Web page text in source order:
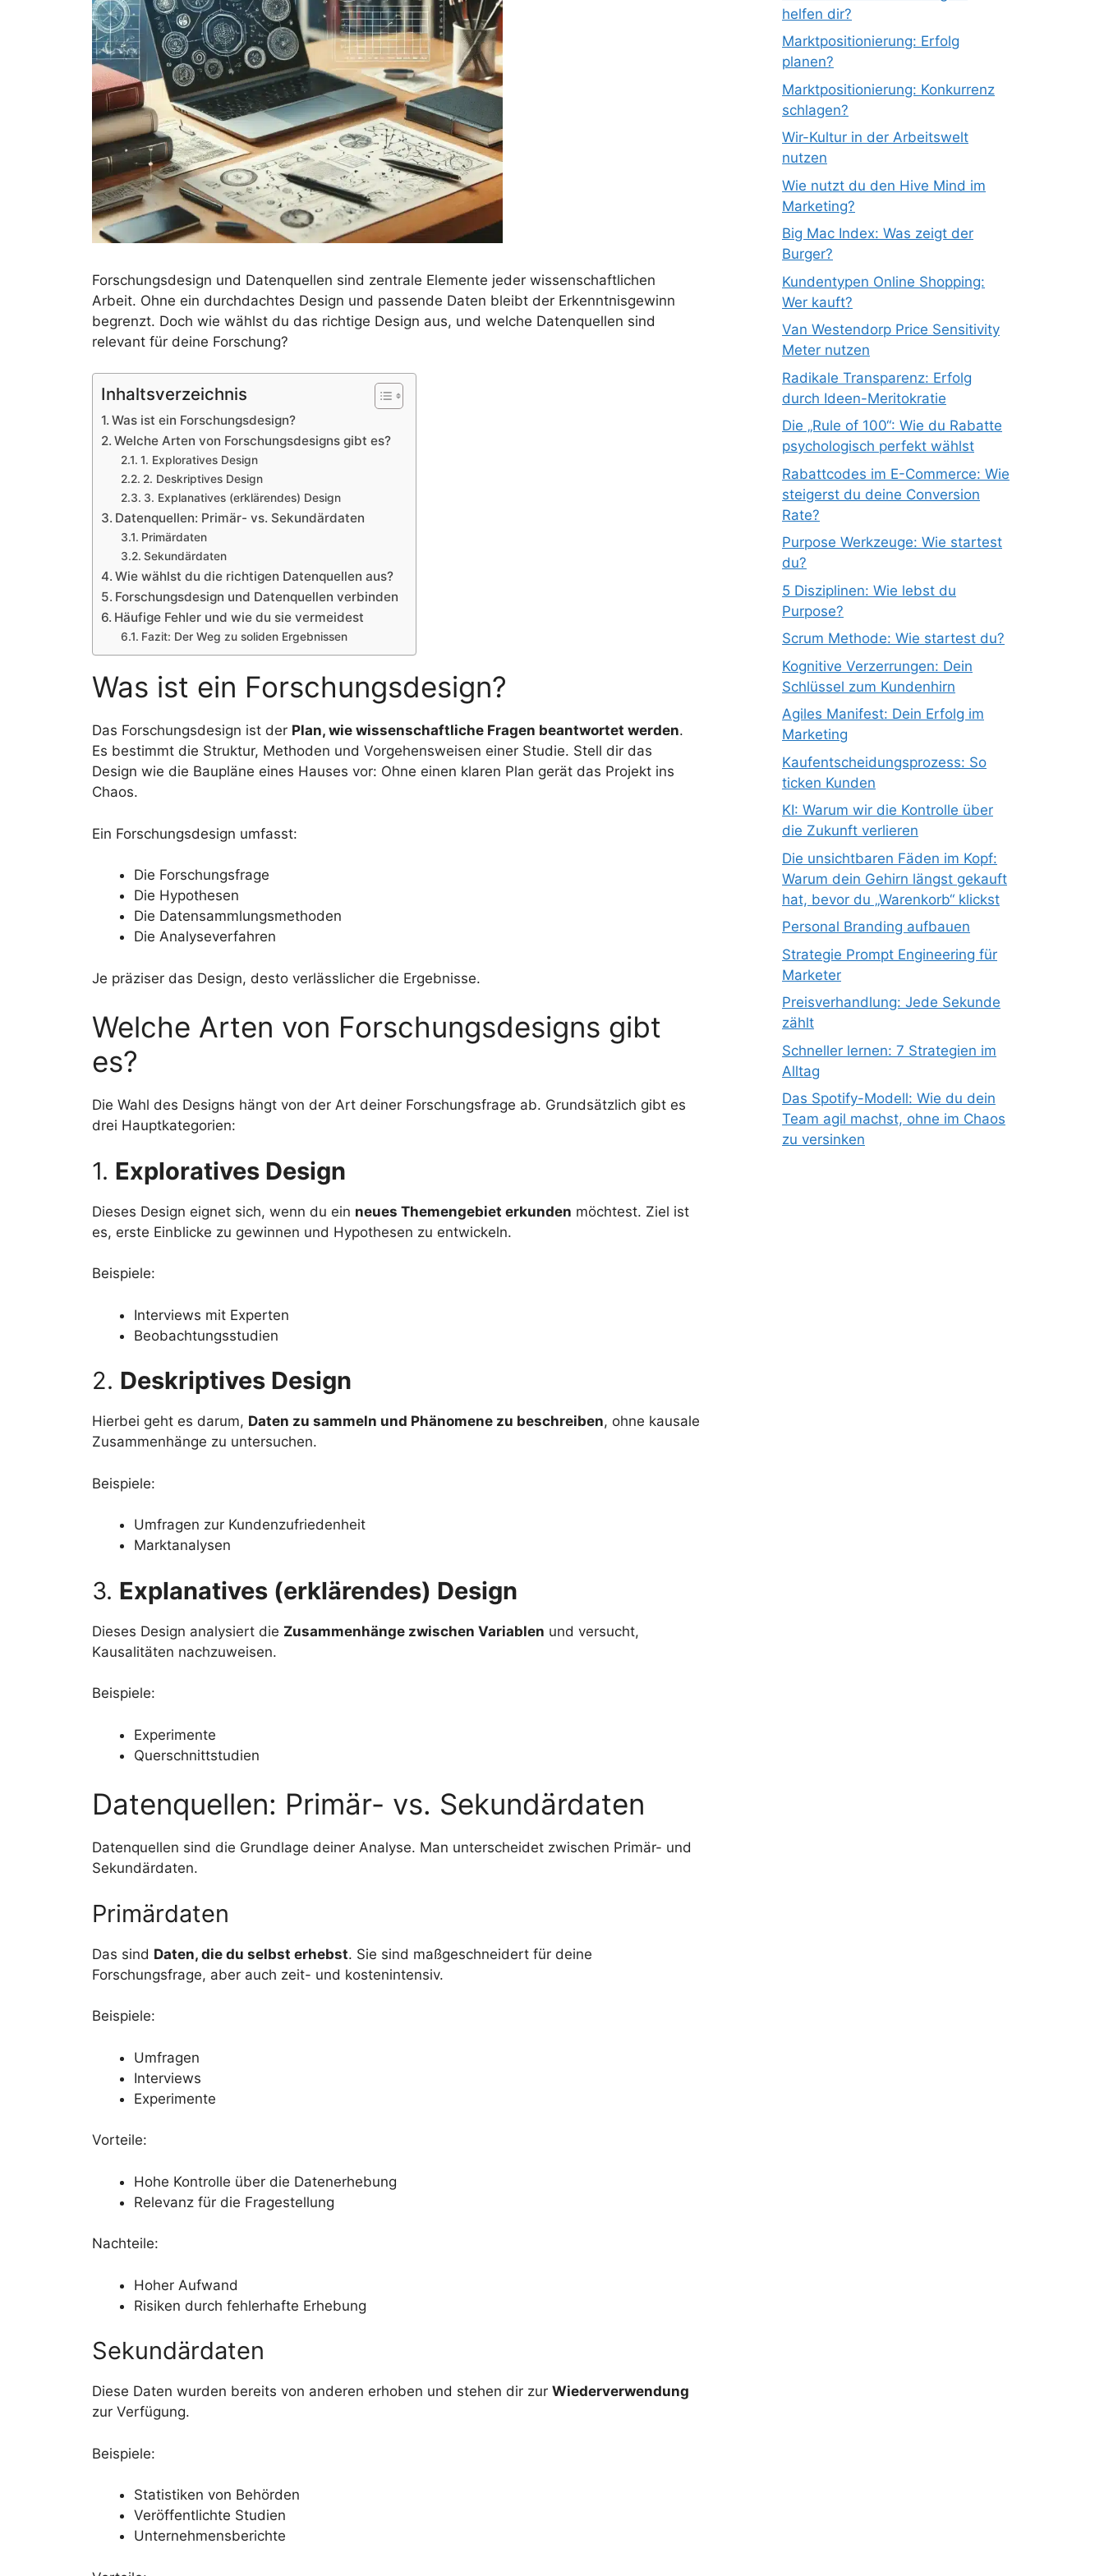
Forschungsdesign und Datenquellen sind zentrale Elemente jeder wissenschaftlichen
Arbeit. Ohne ein durchdachtes Design und passende Daten bleibt der Erkenntnisgewinn
begrenzt. Doch wie wählst du das richtige Design aus, und welche Datenquellen sind
relevant für deine Forschung?
Inhaltsverzeichnis
Was ist ein Forschungsdesign?
Welche Arten von Forschungsdesigns gibt es?
1. Exploratives Design
2. Deskriptives Design
3. Explanatives (erklärendes) Design
Datenquellen: Primär- vs. Sekundärdaten
Primärdaten
Sekundärdaten
Wie wählst du die richtigen Datenquellen aus?
Forschungsdesign und Datenquellen verbinden
Häufige Fehler und wie du sie vermeidest
Fazit: Der Weg zu soliden Ergebnissen
Was ist ein Forschungsdesign?
Das Forschungsdesign ist der Plan, wie wissenschaftliche Fragen beantwortet werden.
Es bestimmt die Struktur, Methoden und Vorgehensweisen einer Studie. Stell dir das
Design wie die Baupläne eines Hauses vor: Ohne einen klaren Plan gerät das Projekt ins
Chaos.
Ein Forschungsdesign umfasst:
Die Forschungsfrage
Die Hypothesen
Die Datensammlungsmethoden
Die Analyseverfahren
Je präziser das Design, desto verlässlicher die Ergebnisse.
Welche Arten von Forschungsdesigns gibt
es?
Die Wahl des Designs hängt von der Art deiner Forschungsfrage ab. Grundsätzlich gibt es
drei Hauptkategorien:
1. Exploratives Design
Dieses Design eignet sich, wenn du ein neues Themengebiet erkunden möchtest. Ziel ist
es, erste Einblicke zu gewinnen und Hypothesen zu entwickeln.
Beispiele:
Interviews mit Experten
Beobachtungsstudien
2. Deskriptives Design
Hierbei geht es darum, Daten zu sammeln und Phänomene zu beschreiben, ohne kausale
Zusammenhänge zu untersuchen.
Beispiele:
Umfragen zur Kundenzufriedenheit
Marktanalysen
3. Explanatives (erklärendes) Design
Dieses Design analysiert die Zusammenhänge zwischen Variablen und versucht,
Kausalitäten nachzuweisen.
Beispiele:
Experimente
Querschnittstudien
Datenquellen: Primär- vs. Sekundärdaten
Datenquellen sind die Grundlage deiner Analyse. Man unterscheidet zwischen Primär- und
Sekundärdaten.
Primärdaten
Das sind Daten, die du selbst erhebst. Sie sind maßgeschneidert für deine
Forschungsfrage, aber auch zeit- und kostenintensiv.
Beispiele:
Umfragen
Interviews
Experimente
Vorteile:
Hohe Kontrolle über die Datenerhebung
Relevanz für die Fragestellung
Nachteile:
Hoher Aufwand
Risiken durch fehlerhafte Erhebung
Sekundärdaten
Diese Daten wurden bereits von anderen erhoben und stehen dir zur Wiederverwendung
zur Verfügung.
Beispiele:
Statistiken von Behörden
Veröffentlichte Studien
Unternehmensberichte
helfen dir?
Marktpositionierung: Erfolg
planen?
Marktpositionierung: Konkurrenz
schlagen?
Wir-Kultur in der Arbeitswelt
nutzen
Wie nutzt du den Hive Mind im
Marketing?
Big Mac Index: Was zeigt der
Burger?
Kundentypen Online Shopping:
Wer kauft?
Van Westendorp Price Sensitivity
Meter nutzen
Radikale Transparenz: Erfolg
durch Ideen-Meritokratie
Die „Rule of 100“: Wie du Rabatte
psychologisch perfekt wählst
Rabattcodes im E-Commerce: Wie
steigerst du deine Conversion
Rate?
Purpose Werkzeuge: Wie startest
du?
5 Disziplinen: Wie lebst du
Purpose?
Scrum Methode: Wie startest du?
Kognitive Verzerrungen: Dein
Schlüssel zum Kundenhirn
Agiles Manifest: Dein Erfolg im
Marketing
Kaufentscheidungsprozess: So
ticken Kunden
KI: Warum wir die Kontrolle über
die Zukunft verlieren
Die unsichtbaren Fäden im Kopf:
Warum dein Gehirn längst gekauft
hat, bevor du „Warenkorb“ klickst
Personal Branding aufbauen
Strategie Prompt Engineering für
Marketer
Preisverhandlung: Jede Sekunde
zählt
Schneller lernen: 7 Strategien im
Alltag
Das Spotify-Modell: Wie du dein
Team agil machst, ohne im Chaos
zu versinken